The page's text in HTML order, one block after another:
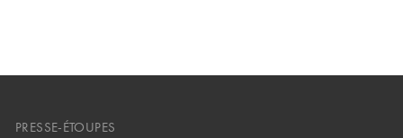
PRESSE-ÉTOUPES